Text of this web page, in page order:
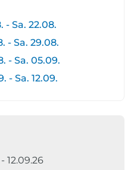
- Sa. 22.08.
- Sa. 29.08.
- Sa. 05.09.
- Sa. 12.09.
12.09.26